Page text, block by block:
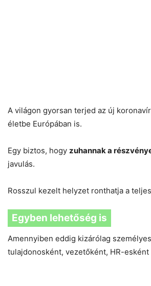
A világon gyorsan terjed az új
életbe Európában is.
Egy biztos, hogy zuhannak a
javulás.
Rosszul kezelt helyzet ronthatja a
Egyben lehetőség is
Amennyiben eddig kizárólag
tulajdonosként, vezetőként, HR-